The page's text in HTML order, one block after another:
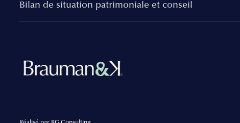
Bilan de situation patrimoniale et conseil